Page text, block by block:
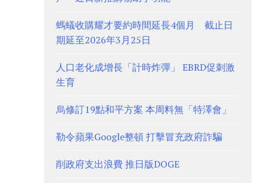
螞蟻收購耀才要約時間延長4個月 截止日
期延至2026年3月25日
人口老化成增長「計時炸彈」 EBRD促刺激
生育
烏修訂19點和平方案 本周料無「特澤會」
勒令蘋果Google整頓 打擊冒充政府詐騙
削政府支出浪費 推日版DOGE